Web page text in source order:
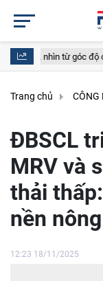
độ cạnh tranh và hiệu
Trang chủ CÔNG
ĐBSCL
MRV và
thải
nền
12:23 18/11/2025